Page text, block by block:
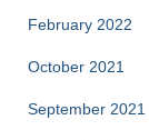
February 2022
October 2021
September 2021